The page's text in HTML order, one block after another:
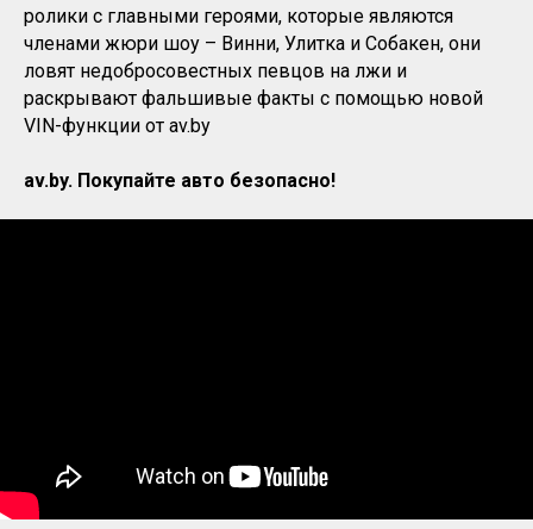
ролики с главными героями, которые являются
членами жюри шоу – Винни, Улитка и Собакен, они
ловят недобросовестных певцов на лжи и
раскрывают фальшивые факты с помощью новой
VIN-функции от av.by
av.by. Покупайте авто безопасно!